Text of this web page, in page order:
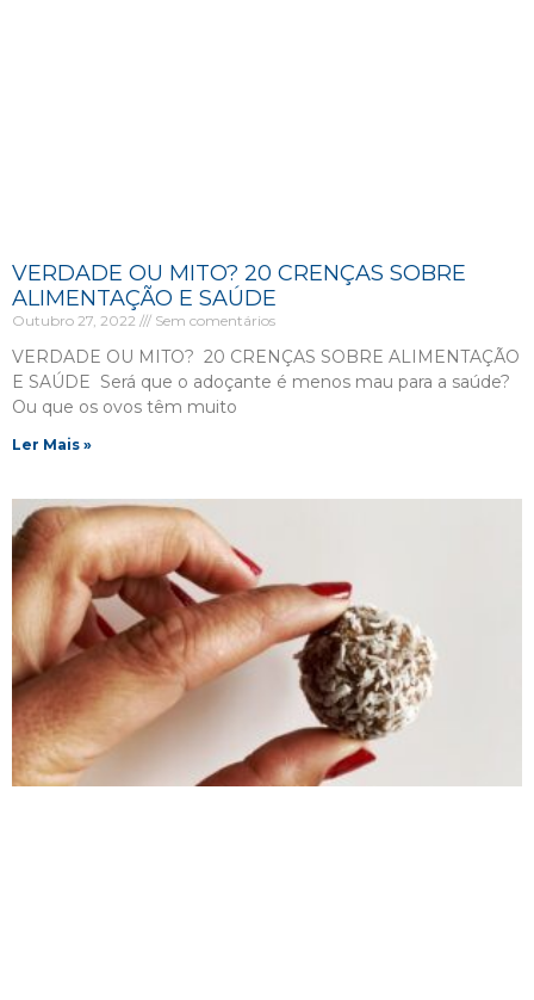
VERDADE OU MITO? 20 CRENÇAS SOBRE
ALIMENTAÇÃO E SAÚDE
Outubro 27, 2022 Sem comentários
VERDADE OU MITO? 20 CRENÇAS SOBRE ALIMENTAÇÃO
E SAÚDE Será que o adoçante é menos mau para a saúde?
Ou que os ovos têm muito
Ler Mais »